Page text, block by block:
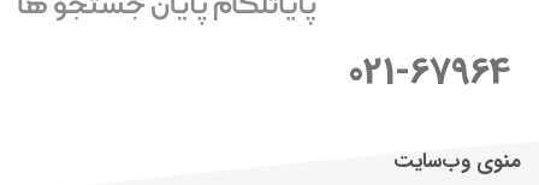
021-67964
منوی وب‌سایت